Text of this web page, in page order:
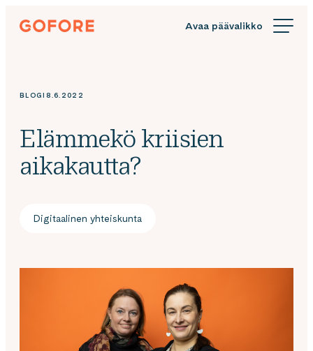
Siirry
suoraan
Gofore
knowledge
BLOGI 8.6.2022
Elämmekö kriisien
aikakautta?
Digitaalinen yhteiskunta